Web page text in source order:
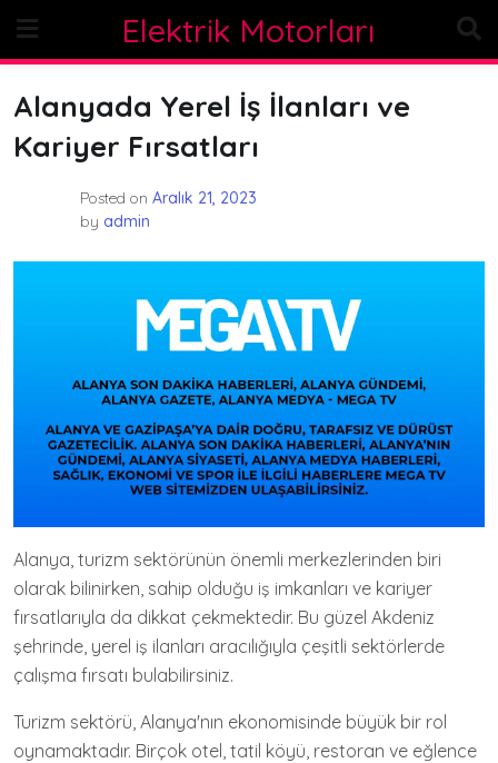
content
Elektrik Motorları
Alanyada Yerel İş İlanları ve
Kariyer Fırsatları
Posted on Aralık 21, 2023
by admin
Alanya, turizm sektörünün önemli merkezlerinden biri
olarak bilinirken, sahip olduğu iş imkanları ve kariyer
fırsatlarıyla da dikkat çekmektedir. Bu güzel Akdeniz
şehrinde, yerel iş ilanları aracılığıyla çeşitli sektörlerde
çalışma fırsatı bulabilirsiniz.
Turizm sektörü, Alanya'nın ekonomisinde büyük bir rol
oynamaktadır. Birçok otel, tatil köyü, restoran ve eğlence